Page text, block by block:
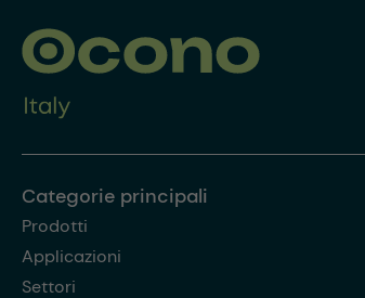
Categorie principali
Prodotti
Applicazioni
Settori